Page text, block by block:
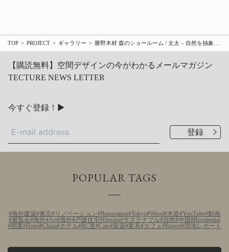
TOP PROJECT ギャラリー
【購読無料】空間デザインの今がわかるメールマガジン
TECTURE NEWS LETTER
今すぐ登録！▶
POPULAR TAGS
海外建築 東京 リノベーション Renovation Tokyo Wood 木造 YouTube 動画
展覧会 海外 Art 海外 戸建住宅 Design サステナブル 自然 中国
Residential
開業
Hotel China ホテル RC造 Cafe 新築 家具 カフェ Report 現地レポート